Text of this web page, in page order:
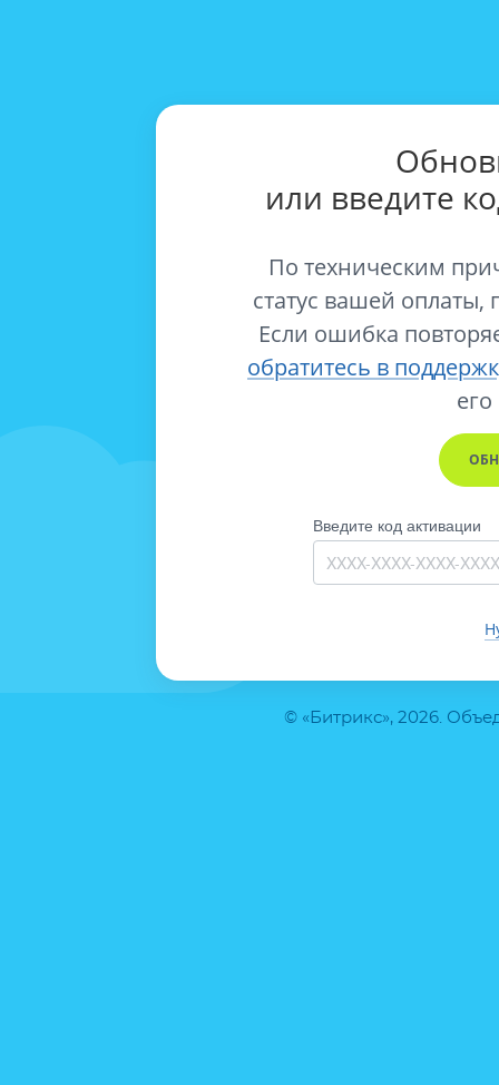
© «Битрикс», 2026.
или введите
По техническим
статус вашей оплаты,
Если ошибка
обратитесь в
его
Введите код активации